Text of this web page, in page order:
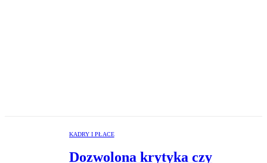
KADRY I PŁACE
Dozwolona krytyka czy